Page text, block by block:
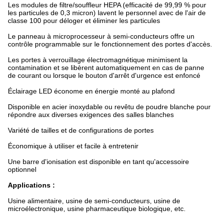
Les modules de filtre/souffleur HEPA (efficacité de 99,99 % pour
les particules de 0,3 micron) lavent le personnel avec de l'air de
classe 100 pour déloger et éliminer les particules
Le panneau à microprocesseur à semi-conducteurs offre un
contrôle programmable sur le fonctionnement des portes d'accès.
Les portes à verrouillage électromagnétique minimisent la
contamination et se libèrent automatiquement en cas de panne
de courant ou lorsque le bouton d'arrêt d'urgence est enfoncé
Éclairage LED économe en énergie monté au plafond
Disponible en acier inoxydable ou revêtu de poudre blanche pour
répondre aux diverses exigences des salles blanches
Variété de tailles et de configurations de portes
Économique à utiliser et facile à entretenir
Une barre d'ionisation est disponible en tant qu'accessoire
optionnel
Applications :
Usine alimentaire, usine de semi-conducteurs, usine de
microélectronique, usine pharmaceutique biologique, etc.